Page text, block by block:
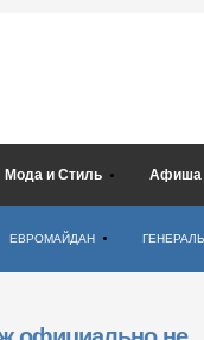
Мода и Стиль Афиша
ЕВРОМАЙДАН